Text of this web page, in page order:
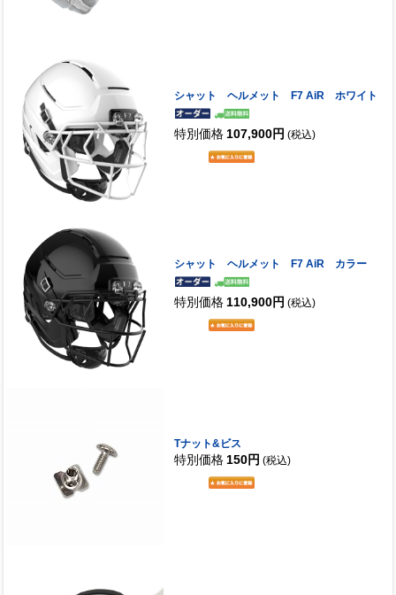
シャット ヘルメット F7 AiR ホワイト
特別価格 107,900円 (税込)
シャット ヘルメット F7 AiR カラー
特別価格 110,900円 (税込)
Tナット&ビス
特別価格 150円 (税込)